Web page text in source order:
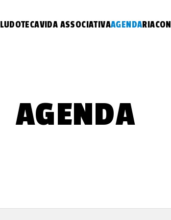
LUDOTECAVIDA ASSOCIATIVAAGENDARIACON
AGENDA